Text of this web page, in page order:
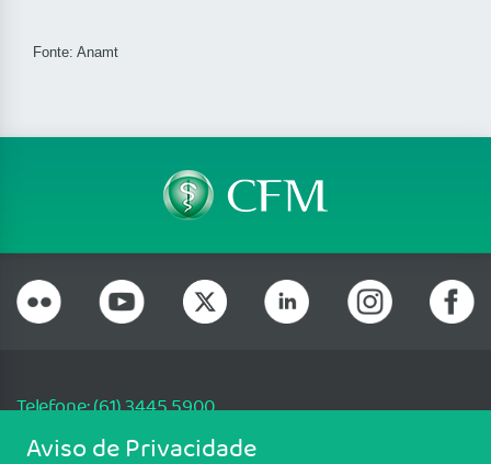
Fonte: Anamt
Telefone: (61) 3445 5900
Email: cfm@portalmedico.org.br
Aviso de Privacidade